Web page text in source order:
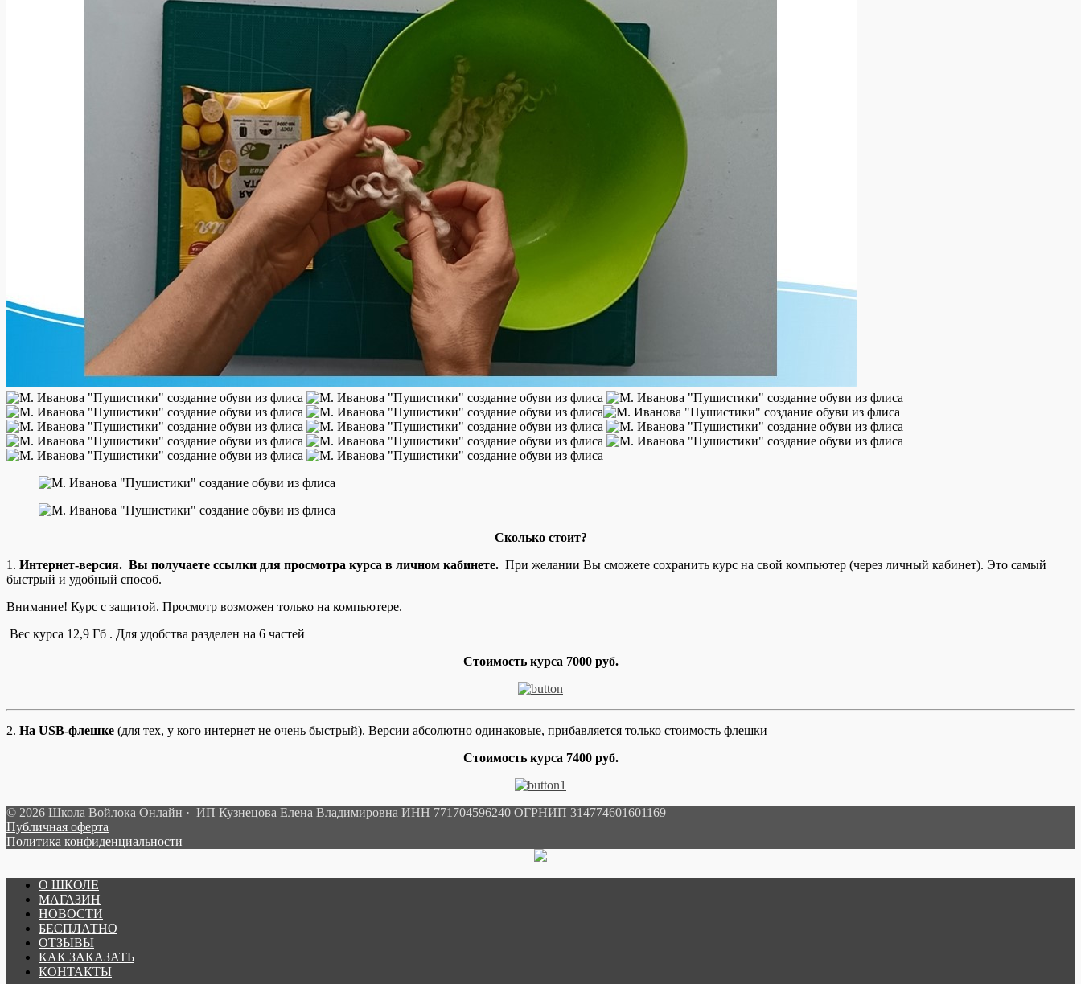
Сколько стоит?
1. Интернет-версия. Вы получаете ссылки для просмотра курса в личном кабинете. При желании Вы сможете сохранить курс на свой компьютер (через личный кабинет). Это самый
быстрый и удобный способ.
Внимание! Курс с защитой. Просмотр возможен только на компьютере.
Вес курса 12,9 Гб . Для удобства разделен на 6 частей
Стоимость курса 7000 руб.
2. На USB-флешке (для тех, у кого интернет не очень быстрый). Версии абсолютно одинаковые, прибавляется только стоимость флешки
Стоимость курса 7400 руб.
© 2026 Школа Войлока Онлайн · ИП Кузнецова Елена Владимировна ИНН 771704596240 ОГРНИП 314774601601169
Публичная оферта
Политика конфиденциальности
О ШКОЛЕ
МАГАЗИН
НОВОСТИ
БЕСПЛАТНО
ОТЗЫВЫ
КАК ЗАКАЗАТЬ
КОНТАКТЫ